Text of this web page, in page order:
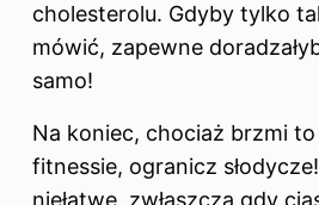
cholesterolu. Gdyby tylko
mówić, zapewne
samo!
Na koniec, chociaż brzmi
fitnessie, ogranicz
niełatwe, zwłaszcza gdy